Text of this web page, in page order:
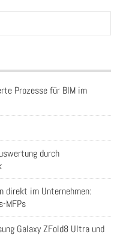
Prozesse für BIM im
durch
direkt im Unternehmen:
MFPs
Galaxy ZFold8 Ultra und